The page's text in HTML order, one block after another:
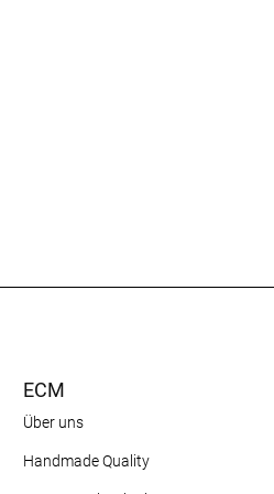
ECM
Über uns
Handmade Quality